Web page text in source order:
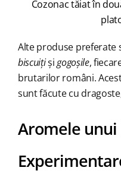
Cozonac tăiat în
Alte produse preferate
biscuițișigogoșile,
brutarilor români.
sunt făcute cu
Aromele unui